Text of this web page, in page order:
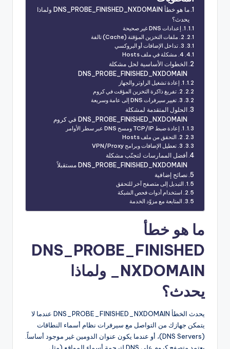
ما هو خطأ DNS_PROBE_FINISHED_NXDOMAIN ولماذا
يحدث؟
1. إعدادات DNS غير صحيحة
2. ملفات التخزين المؤقتة (Cache) تالفة
3. تداخل الإضافات أو البروكسي
4. مشكلة في ملف Hosts
الخطوات الأساسية لحل مشكلة
DNS_PROBE_FINISHED_NXDOMAIN
1. إعادة تشغيل الراوتر والجهاز
2. تفريغ ذاكرة التخزين المؤقت في كروم
3. تغيير سيرفرات DNS إلى عامة وسريعة
الحلول المتقدمة لمشكلة
DNS_PROBE_FINISHED_NXDOMAIN في كروم
1. إعادة ضبط TCP/IP ومسح DNS عبر سطر الأوامر
2. التحقق من ملف Hosts
3. تعطيل الإضافات وبرامج VPN/Proxy
أفضل الممارسات لتجنّب مشكلة
DNS_PROBE_FINISHED_NXDOMAIN مستقبلاً
نصائح إضافية
التبديل إلى متصفح آخر للتحقق
استخدام أدوات فحص الشبكة
المتابعة مع مزوّد الخدمة
ما هو خطأ
DNS_PROBE_FINISHED
_NXDOMAIN ولماذا
يحدث؟
يحدث الخطأ DNS_PROBE_FINISHED_NXDOMAIN عندما لا
يتمكن جهازك من التواصل مع سيرفرات نظام أسماء النطاقات
(DNS Servers)، أو عندما يكون عنوان الدومين غير موجود أساساً.